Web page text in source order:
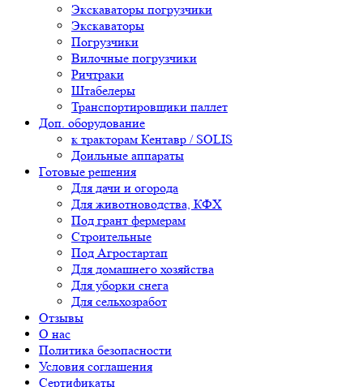
Экскаваторы погрузчики
Экскаваторы
Погрузчики
Вилочные погрузчики
Ричтраки
Штабелеры
Транспортировщики паллет
Доп. оборудование
к тракторам Кентавр / SOLIS
Доильные аппараты
Готовые решения
Для дачи и огорода
Для животноводства, КФХ
Под грант фермерам
Строительные
Под Агростартап
Для домашнего хозяйства
Для уборки снега
Для сельхозработ
Отзывы
О нас
Политика безопасности
Условия соглашения
Сертификаты